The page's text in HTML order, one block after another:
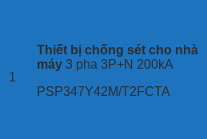
1
Thiết bị chống sét cho nhà
máy 3 pha 3P+N 200kA
PSP347Y42M/T2FCTA